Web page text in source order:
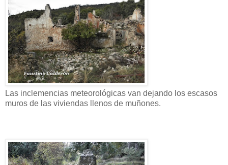
Las inclemencias meteorológicas van dejando los escasos
muros de las viviendas llenos de muñones.